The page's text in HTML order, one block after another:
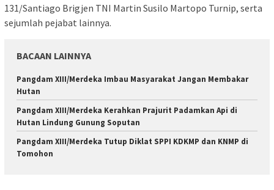
131/Santiago Brigjen TNI Martin Susilo Martopo Turnip, serta
sejumlah pejabat lainnya.
BACAAN LAINNYA
Pangdam XIII/Merdeka Imbau Masyarakat Jangan Membakar
Hutan
Pangdam XIII/Merdeka Kerahkan Prajurit Padamkan Api di
Hutan Lindung Gunung Soputan
Pangdam XIII/Merdeka Tutup Diklat SPPI KDKMP dan KNMP di
Tomohon